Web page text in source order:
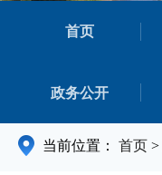
首页
政务公开
当前位置： 首页 >